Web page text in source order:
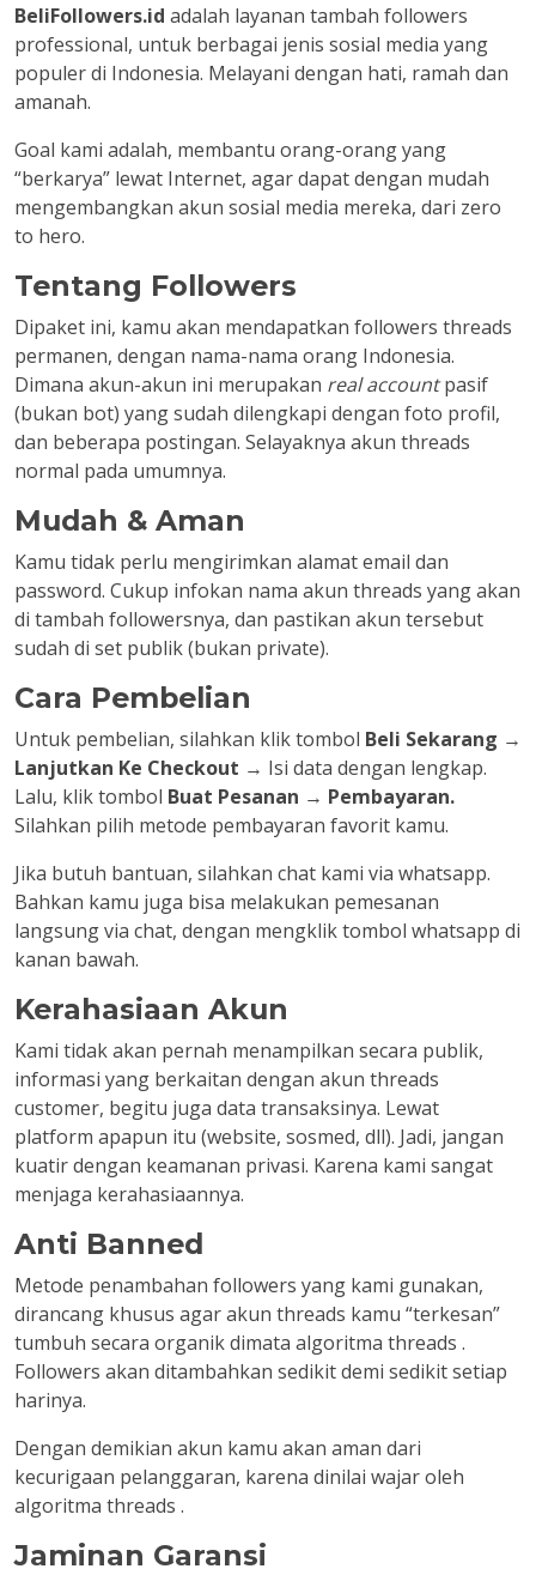
BeliFollowers.id adalah layanan tambah followers
professional, untuk berbagai jenis sosial media yang
populer di Indonesia. Melayani dengan hati, ramah dan
amanah.
Goal kami adalah, membantu orang-orang yang
“berkarya” lewat Internet, agar dapat dengan mudah
mengembangkan akun sosial media mereka, dari zero
to hero.
Tentang Followers
Dipaket ini, kamu akan mendapatkan followers threads
permanen, dengan nama-nama orang Indonesia.
Dimana akun-akun ini merupakan real accountpasif
(bukan bot) yang sudah dilengkapi dengan foto profil,
dan beberapa postingan. Selayaknya akun threads
normal pada umumnya.
Mudah & Aman
Kamu tidak perlu mengirimkan alamat email dan
password. Cukup infokan nama akun threads yang akan
di tambah followersnya, dan pastikan akun tersebut
sudah di set publik (bukan private).
Cara Pembelian
Untuk pembelian, silahkan klik tombol Beli Sekarang →
Lanjutkan Ke Checkout → Isi data dengan lengkap.
Lalu, klik tombol Buat Pesanan → Pembayaran.
Silahkan pilih metode pembayaran favorit kamu.
Jika butuh bantuan, silahkan chat kami via whatsapp.
Bahkan kamu juga bisa melakukan pemesanan
langsung via chat, dengan mengklik tombol whatsapp di
kanan bawah.
Kerahasiaan Akun
Kami tidak akan pernah menampilkan secara publik,
informasi yang berkaitan dengan akun threads
customer, begitu juga data transaksinya. Lewat
platform apapun itu (website, sosmed, dll). Jadi, jangan
kuatir dengan keamanan privasi. Karena kami sangat
menjaga kerahasiaannya.
Anti Banned
Metode penambahan followers yang kami gunakan,
dirancang khusus agar akun threads kamu “terkesan”
tumbuh secara organik dimata algoritma threads .
Followers akan ditambahkan sedikit demi sedikit setiap
harinya.
Dengan demikian akun kamu akan aman dari
kecurigaan pelanggaran, karena dinilai wajar oleh
algoritma threads .
Jaminan Garansi